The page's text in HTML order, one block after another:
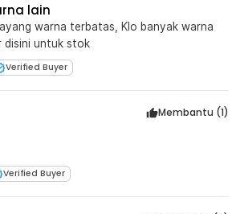
lain
warna terbatas, Klo banyak warna
disini untuk stok
Verified Buyer
Membantu (1)
Verified Buyer